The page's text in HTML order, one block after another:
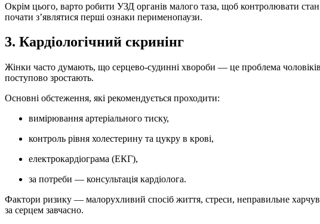
Окрім цього, варто робити УЗД органів малого таза, щоб контролювати
почати з’являтися перші ознаки перименопаузи.
3. Кардіологічний скринінг
Жінки часто думають, що серцево-судинні хвороби — це проблема
поступово зростають.
Основні обстеження, які рекомендується проходити:
вимірювання артеріального тиску,
контроль рівня холестерину та цукру в крові,
електрокардіограма (ЕКГ),
за потреби — консультація кардіолога.
Фактори ризику — малорухливий спосіб життя, стреси, неправильне
за серцем завчасно.